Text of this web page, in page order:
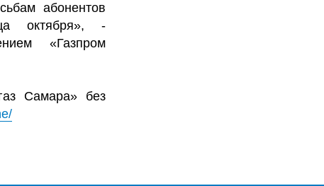
абонентов
октября», -
«Газпром
Самара» без